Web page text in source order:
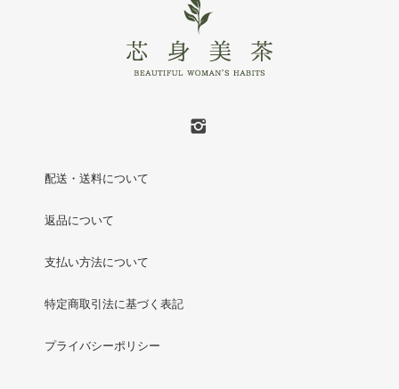
配送・送料について
返品について
支払い方法について
特定商取引法に基づく表記
プライバシーポリシー